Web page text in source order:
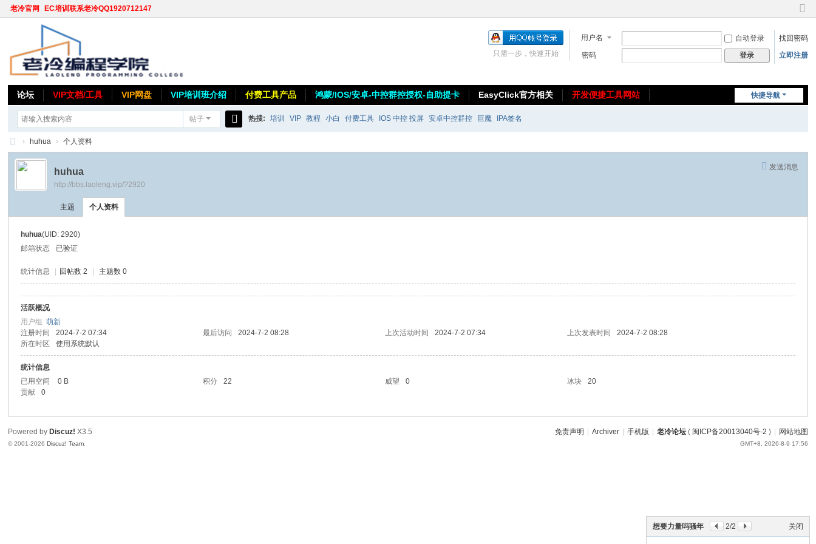
老冷官网 EC培训联系老冷QQ1920712147
切
到
窄
用户名 自动登录
找回密码
密码
登录 立即注册
只需一步，快速开始
快捷导航
论坛 VIP文档/工具 VIP网盘 VIP培训班介绍 付费工具产品 鸿蒙/IOS/安卓-中控群控授权-自助提卡 EasyClick官方相关
开发便捷工具网站
帖子
索
热搜: 培训 VIP 教程 小白 付费工具 IOS 中控 投屏 安卓中控群控 巨魔 IPA签名
老
› huhua › 个人资料
发送消息
huhua
http://bbs.laoleng.vip/?2920
主题 个人资料
huhua(UID: 2920)
邮箱状态
已验证
统计信息 回帖数 2 主题数 0
活跃概况
用户组萌新
注册时间
2024-7-2 07:34 最后访问 2024-7-2 08:28 上次活动时间 2024-7-2 07:34 上次发表时间
2024-7-2 08:28
所在时区
使用系统默认
统计信息
已用空间
0 B 积分 22 威望 0 冰块
20
贡献
0
关闭
想要力量吗骚年 2/2
免责声明 Archiver 手机版 老冷论坛( 闽ICP备20013040号-2 ) 网站地图
GMT+8, 2026-8-9 17:56
Powered by Discuz! X3.5
© 2001-2026Discuz! Team